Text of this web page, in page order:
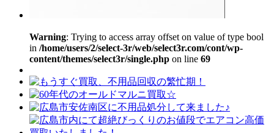
Warning: Trying to access array offset on value of type bool
in /home/users/2/select-3r/web/select3r.com/cont/wp-
content/themes/select3r/single.php on line 69